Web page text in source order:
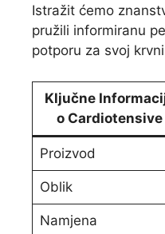
Istražit ćemo
pružili informiranu
potporu za svoj
Ključne
o Cardiotensive
Proizvod
Oblik
Namjena